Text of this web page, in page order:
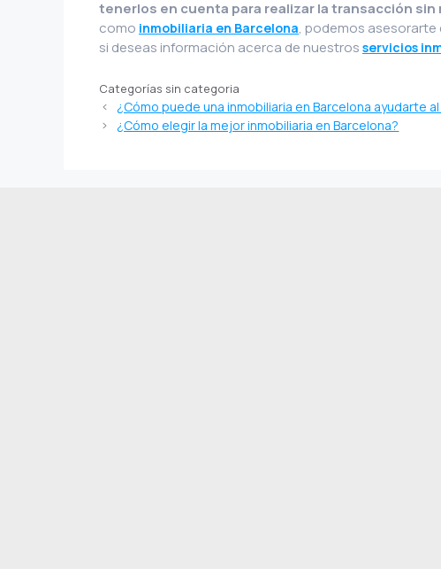
tenerlos en cuenta para realizar la transacción
como inmobiliaria en Barcelona, podemos
si deseas información acerca de nuestros servicios
Categorías sin categoria
¿Cómo puede una inmobiliaria en Barcelona ayudarte
¿Cómo elegir la mejor inmobiliaria en Barcelona?